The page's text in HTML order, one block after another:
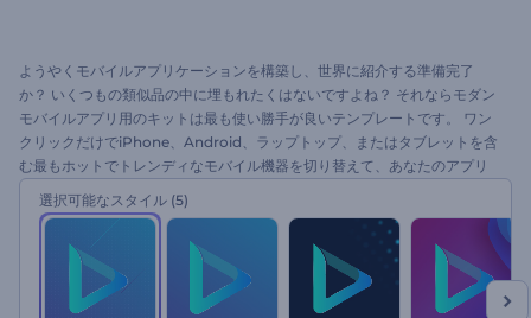
ようやくモバイルアプリケーションを構築し、世界に紹介する準備完了
か？ いくつもの類似品の中に埋もれたくはないですよね？ それならモダン
モバイルアプリ用のキットは最も使い勝手が良いテンプレートです。 ワン
クリックだけでiPhone、Android、ラップトップ、またはタブレットを含
む最もホットでトレンディなモバイル機器を切り替えて、あなたのアプリ
の宣伝に影響を与えます。 このテンプレートを使用してWebコンテンツを
作成し、モバイルアプリ、ソーシャルメディア、ビジネスプレゼンテーシ
ョン、オンラインマーケティング、およびその他のデジタルキャンペーン
を宣伝しましょう。 3つのユニークなスタイルと2つのバージョンで利用可
能です。モバイルエコシステムを形作るためにファイルをアップロードし
てみたらいかがでしょうか。
選択可能なスタイル (5)